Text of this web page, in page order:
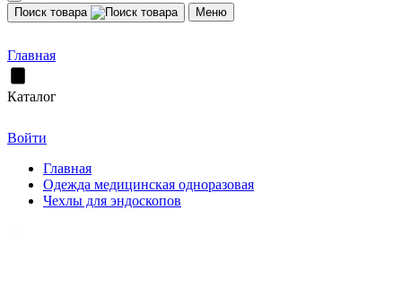
Поиск товара Меню
Главная
Каталог
Войти
Главная
Одежда медицинская одноразовая
Чехлы для эндоскопов